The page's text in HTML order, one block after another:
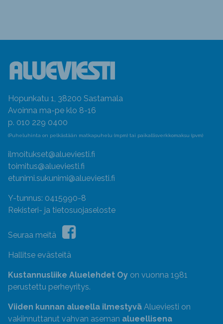
Hopunkatu 1, 38200 Sastamala
Avoinna ma-pe klo 8-16
p. 010 229 0400
(Puheluhinta on pelkästään matkapuhelu (mpm) tai paikallisverkkomaksu (pvm)
ilmoitukset@alueviesti.fi
toimitus@alueviesti.fi
etunimi.sukunimi@alueviesti.fi
Y-tunnus: 0415990-8
Rekisteri- ja tietosuojaseloste
Seuraa meitä
Hallitse evästeitä
Kustannusliike Aluelehdet Oy on vuonna 1981
perustettu perheyritys.
Viiden kunnan alueella ilmestyvä Alueviesti on
vakiinnuttanut vahvan aseman alueellisena